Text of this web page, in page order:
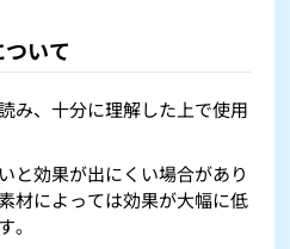
いて
み、十分に理解した上で使用
と効果が出にくい場合があり
材によっては効果が大幅に低
。